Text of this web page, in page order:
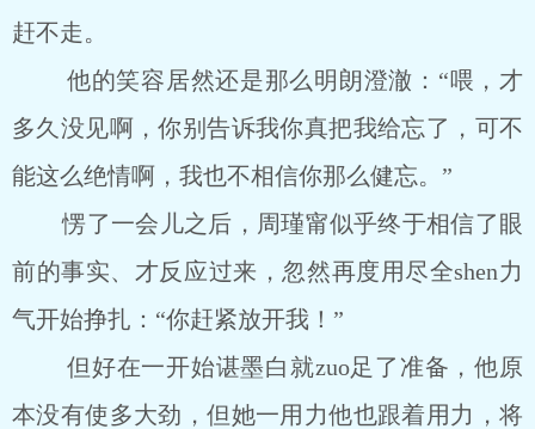
赶不走。
他的笑容居然还是那么明朗澄澈：“喂，才
多久没见啊，你别告诉我你真把我给忘了，可不
能这么绝情啊，我也不相信你那么健忘。”
愣了一会儿之后，周瑾甯似乎终于相信了眼
前的事实、才反应过来，忽然再度用尽全shen力
气开始挣扎：“你赶紧放开我！”
但好在一开始谌墨白就zuo足了准备，他原
本没有使多大劲，但她一用力他也跟着用力，将